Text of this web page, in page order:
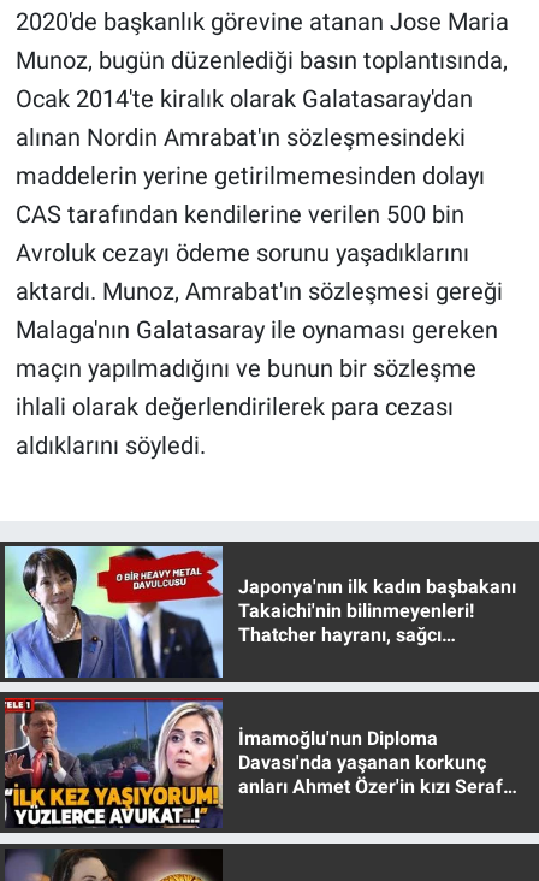
2020'de başkanlık görevine atanan Jose Maria
Munoz, bugün düzenlediği basın toplantısında,
Ocak 2014'te kiralık olarak Galatasaray'dan
alınan Nordin Amrabat'ın sözleşmesindeki
maddelerin yerine getirilmemesinden dolayı
CAS tarafından kendilerine verilen 500 bin
Avroluk cezayı ödeme sorunu yaşadıklarını
aktardı. Munoz, Amrabat'ın sözleşmesi gereği
Malaga'nın Galatasaray ile oynaması gereken
maçın yapılmadığını ve bunun bir sözleşme
ihlali olarak değerlendirilerek para cezası
aldıklarını söyledi.
Japonya'nın ilk kadın başbakanı
Takaichi'nin bilinmeyenleri!
Thatcher hayranı, sağcı
İmamoğlu'nun Diploma
Davası'nda yaşanan korkunç
anları Ahmet Özer'in kızı Seraf